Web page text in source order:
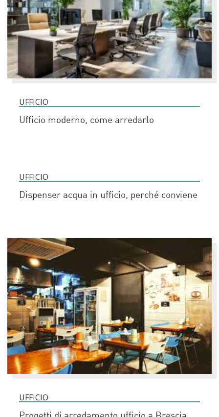
UFFICIO
Ufficio moderno, come arredarlo
UFFICIO
Dispenser acqua in ufficio, perché conviene
UFFICIO